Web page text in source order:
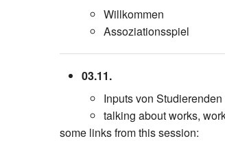
Willkommen
Assoziationsspiel
03.11.
Inputs von Studierenden
talking about works,
some links from this session: